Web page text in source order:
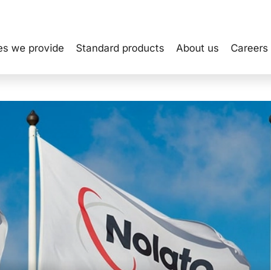
we provide Standard products About us Careers